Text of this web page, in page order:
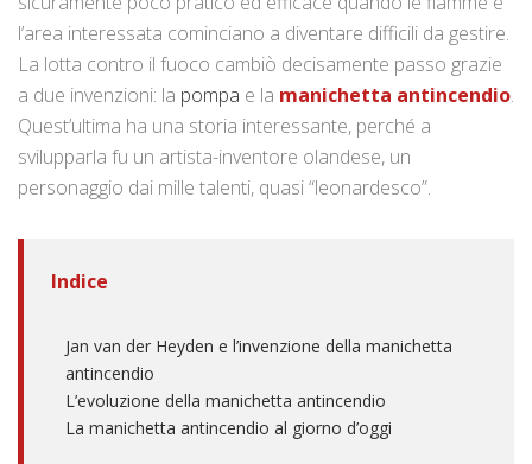
l’area interessata cominciano a diventare difficili da gestire.
La lotta contro il fuoco cambiò decisamente passo grazie
a due invenzioni: la pompa e la manichetta antincendio.
Quest’ultima ha una storia interessante, perché a
svilupparla fu un artista-inventore olandese, un
personaggio dai mille talenti, quasi “leonardesco”.
Indice
Jan van der Heyden e l’invenzione della manichetta
antincendio
L’evoluzione della manichetta antincendio
La manichetta antincendio al giorno d’oggi